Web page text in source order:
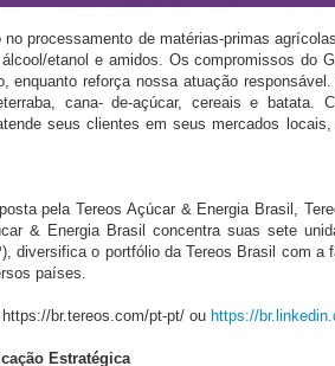
processamento de matérias-primas
etanol e amidos. Os compromissos do
enquanto reforça nossa atuação
cana- de-açúcar, cereais e
seus clientes em seus mercados
pela Tereos Açúcar & Energia Brasil,
& Energia Brasil concentra suas sete
diversifica o portfólio da Tereos Brasil com
países.
br.tereos.com/pt-pt/ ou https://
Estratégica